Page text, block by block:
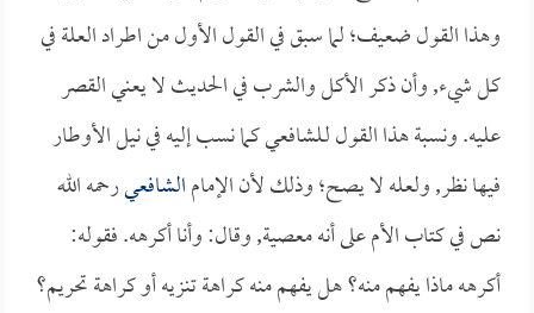
وهذا القول ضعيف؛ لما سبق في القول الأول من اطراد العلة في
كل شيء, وأن ذكر الأكل والشرب في الحديث لا يعني القصر
عليه. ونسبة هذا القول لـلشافعي كما نسب إليه في نيل الأوطار
فيها نظر, ولعله لا يصح؛ وذلك لأن الإمامالشافعيرحمه الله
نص في كتاب الأم على أنه معصية, وقال: وأنا أكرهه. فقوله:
أكرهه ماذا يفهم منه؟ هل يفهم منه كراهة تنزيه أو كراهة تحريم؟